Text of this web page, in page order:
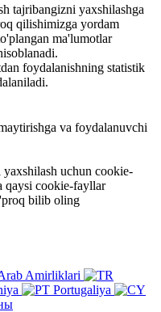
tajribangizni yaxshilashga
qilishimizga yordam
ma'lumotlar
foydalanishning statistik
va foydalanuvchi
uchun cookie-
qaysi cookie-fayllar
bilib oling
Amirliklari
Portugaliya